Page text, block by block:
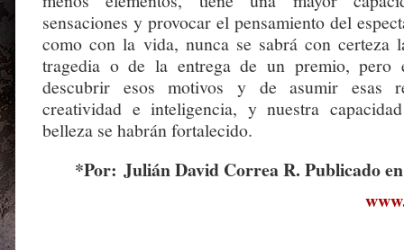
sensaciones y provocar el pensamiento del
como con la vida, nunca se sabrá con certeza
tragedia o de la entrega de un premio, pero
descubrir esos motivos y de asumir esas
creatividad e inteligencia, y nuestra
belleza se habrán fortalecido.
*Por: Julián David Correa R. Publicado